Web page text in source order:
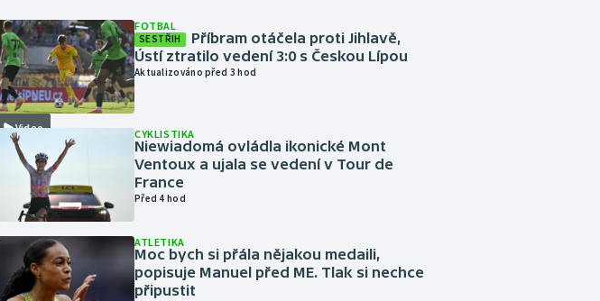
Video
FOTBAL
SESTŘIH
Příbram otáčela proti Jihlavě,
Ústí ztratilo vedení 3:0 s Českou Lípou
Aktualizováno před 3 hod
CYKLISTIKA
Niewiadomá ovládla ikonické Mont
Ventoux a ujala se vedení v Tour de
France
Před 4 hod
ATLETIKA
Moc bych si přála nějakou medaili,
popisuje Manuel před ME. Tlak si nechce
připustit